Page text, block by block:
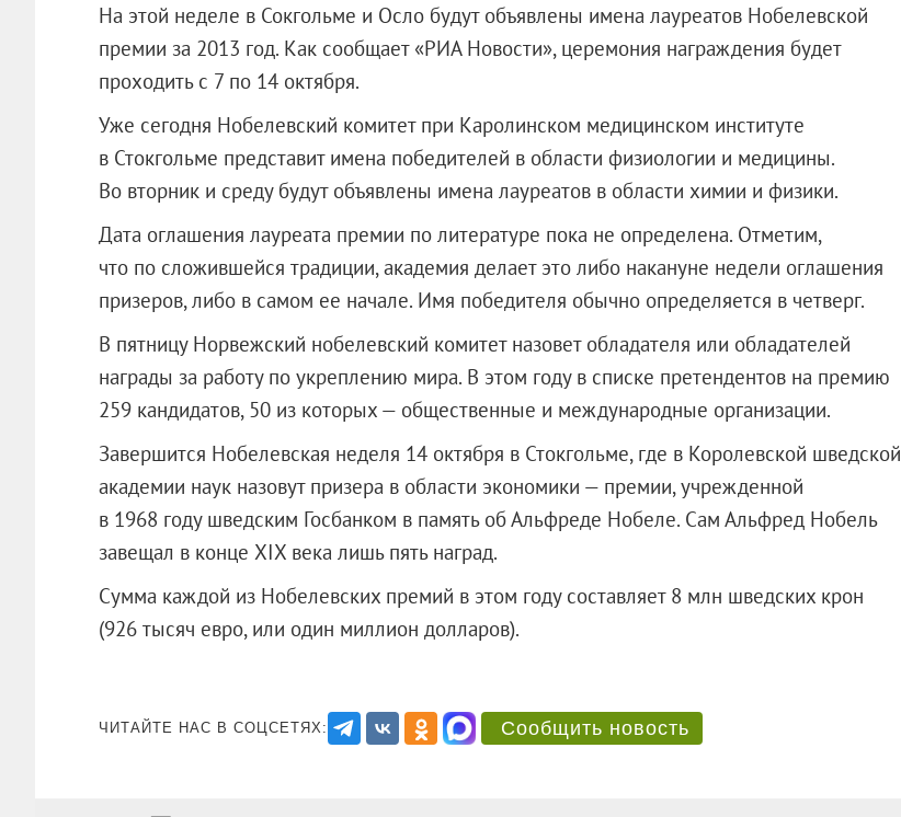
На этой неделе в Сокгольме и Осло будут объявлены имена лауреатов Нобелевской
премии за 2013 год. Как сообщает «РИА Новости», церемония награждения будет
проходить с 7 по 14 октября.
Уже сегодня Нобелевский комитет при Каролинском медицинском институте
в Стокгольме представит имена победителей в области физиологии и медицины.
Во вторник и среду будут объявлены имена лауреатов в области химии и физики.
Дата оглашения лауреата премии по литературе пока не определена. Отметим,
что по сложившейся традиции, академия делает это либо накануне недели оглашения
призеров, либо в самом ее начале. Имя победителя обычно определяется в четверг.
В пятницу Норвежский нобелевский комитет назовет обладателя или обладателей
награды за работу по укреплению мира. В этом году в списке претендентов на премию
259 кандидатов, 50 из которых — общественные и международные организации.
Завершится Нобелевская неделя 14 октября в Стокгольме, где в Королевской шведской
академии наук назовут призера в области экономики — премии, учрежденной
в 1968 году шведским Госбанком в память об Альфреде Нобеле. Сам Альфред Нобель
завещал в конце XIX века лишь пять наград.
Сумма каждой из Нобелевских премий в этом году составляет 8 млн шведских крон
(926 тысяч евро, или один миллион долларов).
ЧИТАЙТЕ НАС В СОЦСЕТЯХ: Сообщить новость